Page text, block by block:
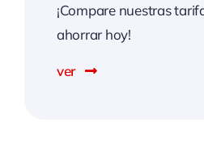
¡Compare nuestras
ahorrar hoy!
ver